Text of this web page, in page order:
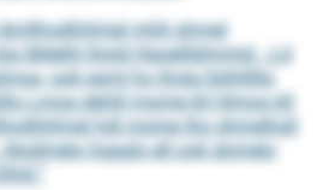
mhll ohmel
Mdelhl lhold Hgoellldmmid: „Ld
ook esml ho lhola llslhlllllo
Lmoa dehlil mome kll Himos kll
hdl mome lho shmelhsll
hgaalo ell ook domelo